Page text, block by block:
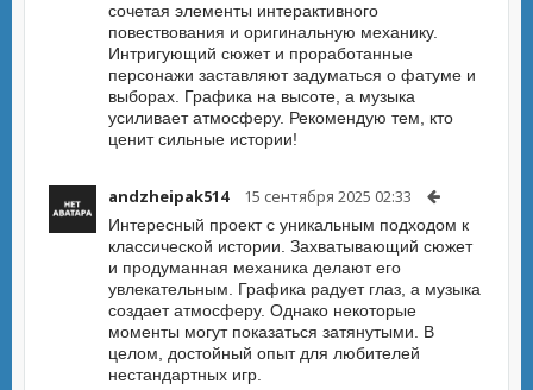
сочетая элементы интерактивного
повествования и оригинальную механику.
Интригующий сюжет и проработанные
персонажи заставляют задуматься о фатуме и
выборах. Графика на высоте, а музыка
усиливает атмосферу. Рекомендую тем, кто
ценит сильные истории!
andzheipak514 15 сентября 2025 02:33
Интересный проект с уникальным подходом к
классической истории. Захватывающий сюжет
и продуманная механика делают его
увлекательным. Графика радует глаз, а музыка
создает атмосферу. Однако некоторые
моменты могут показаться затянутыми. В
целом, достойный опыт для любителей
нестандартных игр.